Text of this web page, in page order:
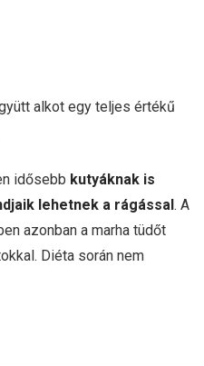
alkot egy teljes értékű
idősebb kutyáknak is
lehetnek a rágással. A
azonban a marha tüdőt
Diéta során nem